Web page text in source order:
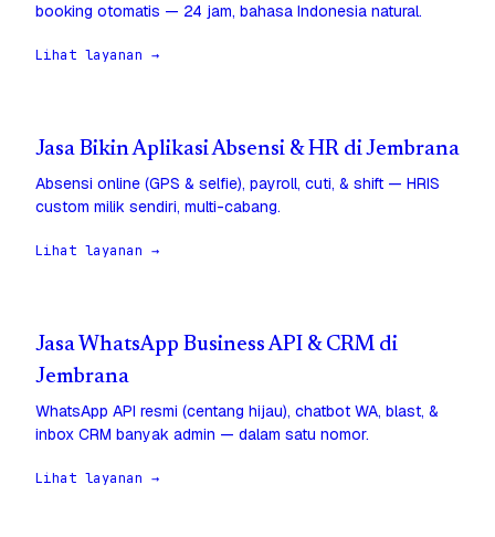
booking otomatis — 24 jam, bahasa Indonesia natural.
Lihat layanan →
Jasa Bikin Aplikasi Absensi & HR di Jembrana
Absensi online (GPS & selfie), payroll, cuti, & shift — HRIS
custom milik sendiri, multi-cabang.
Lihat layanan →
Jasa WhatsApp Business API & CRM di
Jembrana
WhatsApp API resmi (centang hijau), chatbot WA, blast, &
inbox CRM banyak admin — dalam satu nomor.
Lihat layanan →